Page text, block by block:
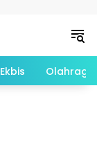
Ekbis Olahraga